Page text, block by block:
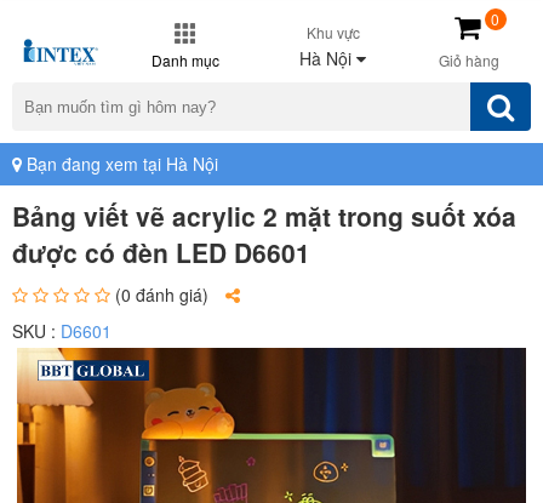
Danh mục
Khu vực
Hà Nội Giỏ hàng
0
Bạn đang xem tại Hà Nội
Bảng viết vẽ acrylic 2 mặt trong suốt xóa
được có đèn LED D6601
(0 đánh giá)
SKU : D6601